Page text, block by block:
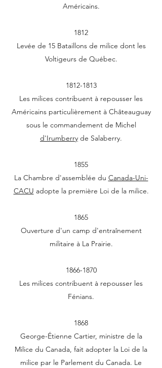
Américains.
1812
Levée de 15 Bataillons de milice dont les
Voltigeurs de Québec.
1812-1813
Les milices contribuent à repousser les
Américains particulièrement à Châteauguay
sous le commandement de Michel
d'Irumberry de Salaberry.
1855
La Chambre d'assemblée du Canada-Uni-
CACU adopte la première Loi de la milice.
1865
Ouverture d'un camp d'entraînement
militaire à La Prairie.
1866-1870
Les milices contribuent à repousser les
Fénians.
1868
George-Étienne Cartier, ministre de la
Milice du Canada, fait adopter la Loi de la
milice par le Parlement du Canada. Le